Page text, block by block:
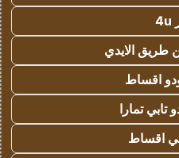
الايدي
اقساط
تابي تمارا
اقساط